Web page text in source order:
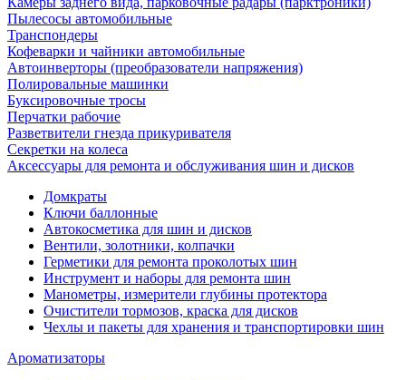
Пылесосы автомобильные
Транспондеры
Кофеварки и чайники автомобильные
Автоинверторы (преобразователи напряжения)
Полировальные машинки
Буксировочные тросы
Перчатки рабочие
Разветвители гнезда прикуривателя
Секретки на колеса
Аксессуары для ремонта и обслуживания ‎шин и дисков
Домкраты
Ключи баллонные
Автокосметика для шин и дисков
Вентили, золотники, колпачки
Герметики для ремонта проколотых шин
Инструмент и наборы для ремонта шин
Манометры, измерители глубины протектора
Очистители тормозов, краска для дисков
Чехлы и пакеты для хранения и транспортировки шин
Ароматизаторы